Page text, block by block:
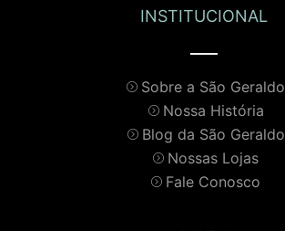
INSTITUCIONAL
Sobre a São Geraldo
Nossa História
Blog da São Geraldo
Nossas Lojas
Fale Conosco